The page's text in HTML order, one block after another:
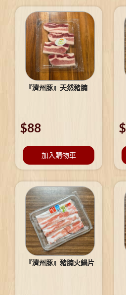
『濟州豚』天然豬腩
$88
加入購物車
$
『濟州豚』豬腩火鍋片